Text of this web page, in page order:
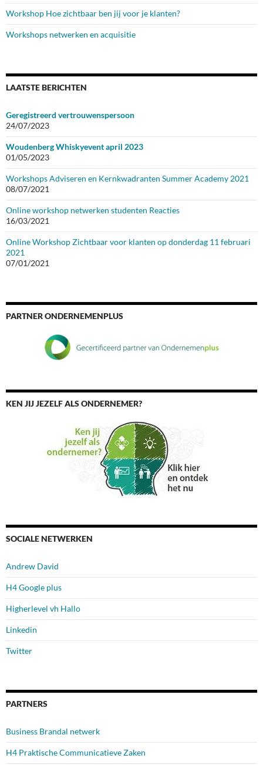
Workshop Hoe zichtbaar ben jij voor je klanten?
Workshops netwerken en acquisitie
LAATSTE BERICHTEN
Geregistreerd vertrouwenspersoon
24/07/2023
Woudenberg Whiskyevent april 2023
01/05/2023
Workshops Adviseren en Kernkwadranten Summer Academy 2021
08/07/2021
Online workshop netwerken studenten Reacties
16/03/2021
Online Workshop Zichtbaar voor klanten op donderdag 11 februari
2021
07/01/2021
PARTNER ONDERNEMENPLUS
KEN JIJ JEZELF ALS ONDERNEMER?
SOCIALE NETWERKEN
Andrew David
H4 Google plus
Higherlevel vh Hallo
Linkedin
Twitter
PARTNERS
Business Brandal netwerk
H4 Praktische Communicatieve Zaken